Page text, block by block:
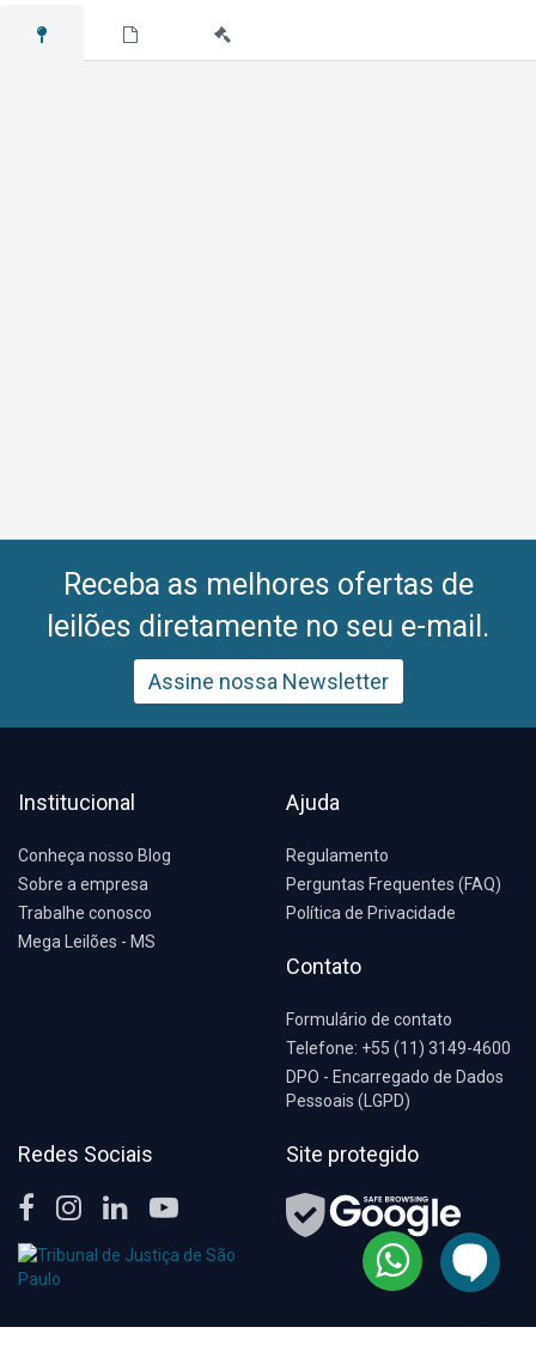
Receba as melhores ofertas de
leilões diretamente no seu e-mail.
Assine nossa Newsletter
Institucional
Conheça nosso Blog
Sobre a empresa
Trabalhe conosco
Mega Leilões - MS
Ajuda
Regulamento
Perguntas Frequentes (FAQ)
Política de Privacidade
Contato
Formulário de contato
Telefone: +55 (11) 3149-4600
DPO - Encarregado de Dados
Pessoais (LGPD)
Redes Sociais Site protegido